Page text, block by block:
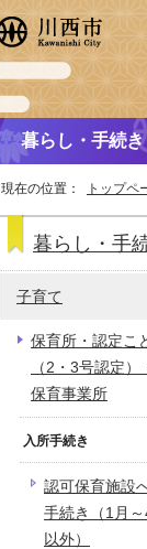
暮らし・手続き
現在の位置： トップペ
暮らし・手
子育て
保育所・認定こ
（2・3号認定）
保育事業所
入所手続き
認可保育施設
手続き（1月
以外）